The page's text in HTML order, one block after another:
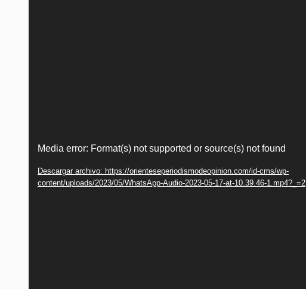
vídeo
Media error: Format(s) not supported or source(s) not found
Descargar archivo: https://orienteseperiodismodeopinion.com/id-cms/wp-
content/uploads/2023/05/WhatsApp-Audio-2023-05-17-at-10.39.46-1.mp4?_=2